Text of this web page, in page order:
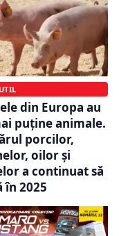
din Europa au
puține animale.
porcilor,
oilor și
a continuat să
în 2025